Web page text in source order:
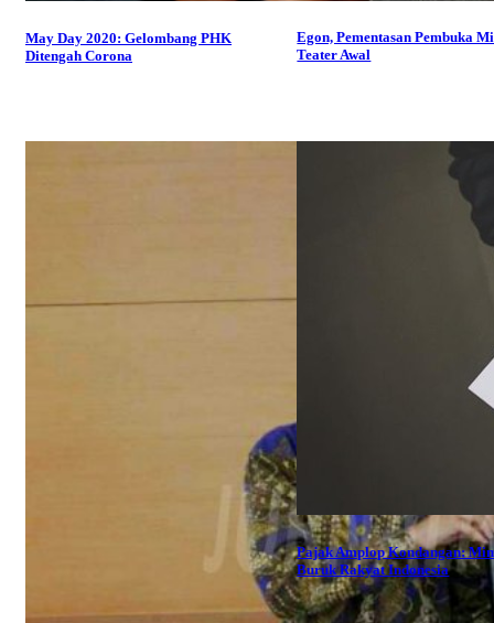
May Day 2020: Gelombang PHK
Ditengah Corona
Egon, Pementasan Pembuka
Teater Awal
Pajak Amplop Kondangan:
Buruk Rakyat Indonesia